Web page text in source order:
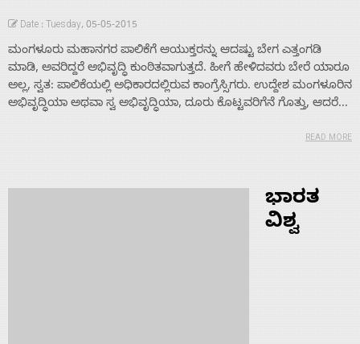
Date : Tuesday, 05-05-2015
ಮಂಗಳೂರು ಮಹಾನಗರ ಪಾಲಿಕೆಗೆ ಆಯುಕ್ತರನ್ನು ಆದಷ್ಟು ಬೇಗ ಎತ್ತಂಗಡಿ
ಮಾಡಿ, ಅವರಿದ್ದರೆ ಅಭಿವೃದ್ಧಿ ಕುಂಠಿತವಾಗುತ್ತದೆ. ಹೀಗೆ ಹೇಳಿದವರು ಬೇರೆ ಯಾರೂ
ಅಲ್ಲ, ಸ್ವತ: ಪಾಲಿಕೆಯಲ್ಲಿ ಅಧಿಕಾರದಲ್ಲಿರುವ ಕಾಂಗ್ರೆಸ್ಸಿಗರು. ಉದ್ದೇಶ ಮಂಗಳೂರಿನ
ಅಭಿವೃದ್ಧಿಯಾ ಅಥವಾ ಸ್ವ ಅಭಿವೃದ್ಧಿಯಾ, ದೂರು ಕೊಟ್ಟವರಿಗೆನೆ ಗೊತ್ತು, ಆದರೆ...
READ MORE
ಭಾರತ
ವಿಶ್ವ